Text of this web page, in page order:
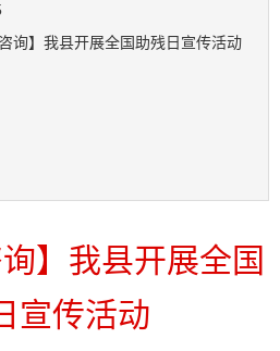
咨询】我县开展全国助残日宣传活动
询】我县开展全国
宣传活动